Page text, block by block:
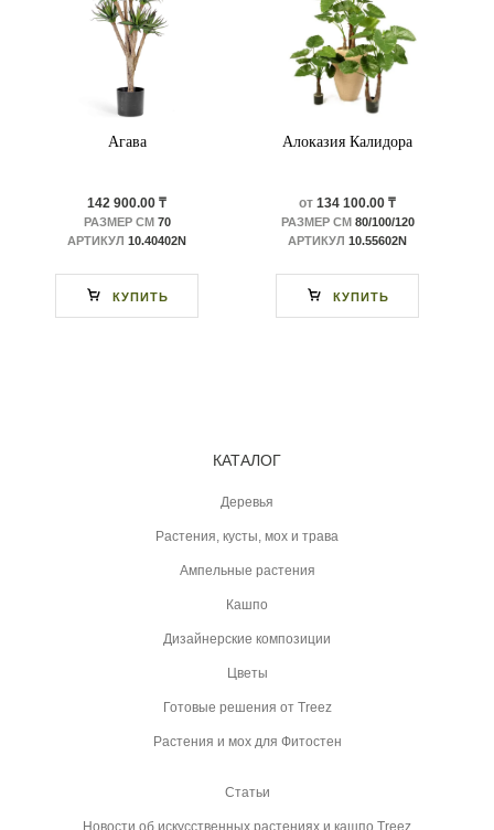
Агава
142 900.00 ₸
РАЗМЕР СМ70
АРТИКУЛ 10.40402N
КУПИТЬ
Алоказия Калидора
от 134 100.00 ₸
РАЗМЕР СМ80/100/120
АРТИКУЛ 10.55602N
КУПИТЬ
КАТАЛОГ
Деревья
Растения, кусты, мох и трава
Ампельные растения
Кашпо
Дизайнерские композиции
Цветы
Готовые решения от Treez
Растения и мох для Фитостен
Статьи
Новости об искусственных растениях и кашпо Treez